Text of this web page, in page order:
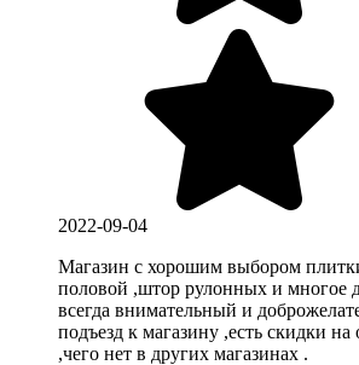
2022-09-04
Магазин с хорошим выбором
половой ,штор рулонных и многое
всегда внимательный и
подъезд к магазину ,есть скидки
,чего нет в других магазинах .